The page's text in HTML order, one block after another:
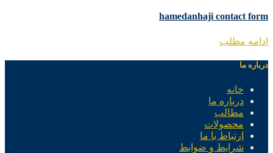
hamedanhaji contact form
ادامه مطلب
درباره ما
خانه
درباره ما
مطالب
محصولات
ارتباط با ما
شرایط و ضوابط